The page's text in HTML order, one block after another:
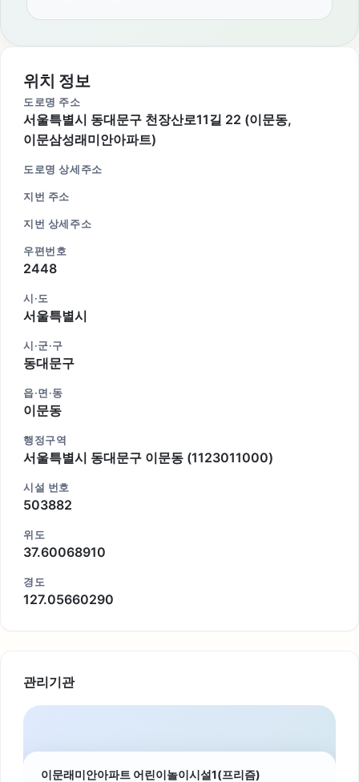
위치 정보
도로명 주소
서울특별시 동대문구 천장산로11길 22 (이문동,
이문삼성래미안아파트)
도로명 상세주소
지번 주소
지번 상세주소
우편번호
2448
시·도
서울특별시
시·군·구
동대문구
읍·면·동
이문동
행정구역
서울특별시 동대문구 이문동 (1123011000)
시설 번호
503882
위도
37.60068910
경도
127.05660290
관리기관
이문래미안아파트 어린이놀이시설1(프리즘)